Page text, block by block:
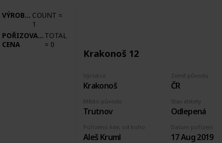
VÝROBCE COUNT =
1
POŘIZOVACÍ
CENA
TOTAL
= 0
Krakonoš 12
Výrobce
Krakonoš
Země původu
ČR
Pořízeno kde, od koho
Aleš Kruml
Stav etikety
Odlepená
Datum pořízení
17 Aug 2019
Město původu
Trutnov